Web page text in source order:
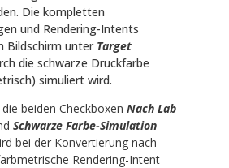
Die kompletten
und Rendering-Intents
Bildschirm unter Target
die schwarze Druckfarbe
simuliert wird.
die beiden Checkboxen Nach Lab
Schwarze Farbe-Simulation
bei der Konvertierung nach
Rendering-Intent